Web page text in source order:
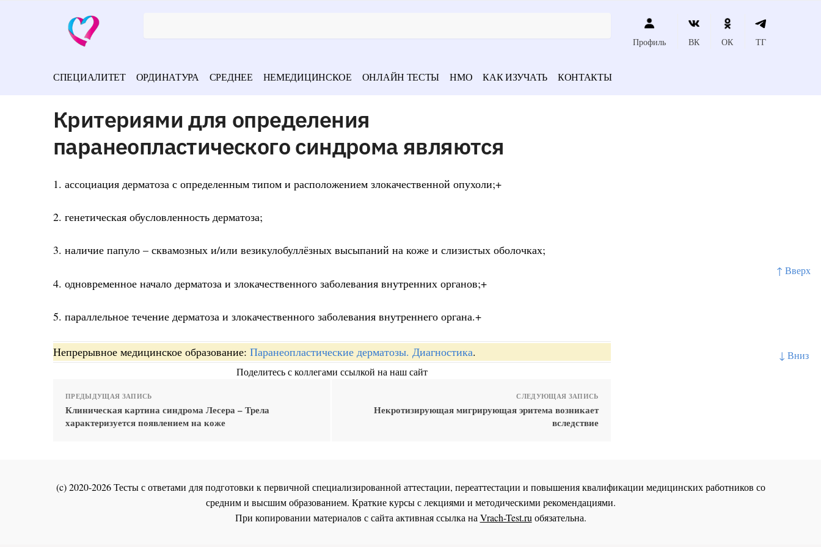
↑ Вверх
↓ Вниз
Профиль ВК ОК ТГ
СПЕЦИАЛИТЕТ ОРДИНАТУРА СРЕДНЕЕ НЕМЕДИЦИНСКОЕ ОНЛАЙН ТЕСТЫ НМО КАК ИЗУЧАТЬ КОНТАКТЫ
Критериями для определения
паранеопластического синдрома являются
1. ассоциация дерматоза с определенным типом и расположением злокачественной опухоли;+
2. генетическая обусловленность дерматоза;
3. наличие папуло – сквамозных и/или везикулобуллёзных высыпаний на коже и слизистых оболочках;
4. одновременное начало дерматоза и злокачественного заболевания внутренних органов;+
5. параллельное течение дерматоза и злокачественного заболевания внутреннего органа.+
Непрерывное медицинское образование: Паранеопластические дерматозы. Диагностика.
Поделитесь с коллегами ссылкой на наш сайт
ПРЕДЫДУЩАЯ ЗАПИСЬ
Клиническая картина синдрома Лесера – Трела
характеризуется появлением на коже
СЛЕДУЮЩАЯ ЗАПИСЬ
Некротизирующая мигрирующая эритема возникает
вследствие
(c) 2020-2026 Тесты с ответами для подготовки к первичной специализированной аттестации, переаттестации и повышения квалификации медицинских работников со
средним и высшим образованием. Краткие курсы с лекциями и методическими рекомендациями.
При копировании материалов с сайта активная ссылка на Vrach-Test.ru обязательна.